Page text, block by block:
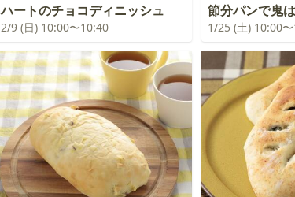
ハートのチョコディニッシュ
2/9 (日) 10:00〜10:40
節分パンで鬼
1/25 (土) 10:00